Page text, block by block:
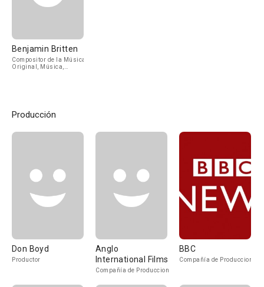
Benjamin Britten
Compositor de la Música
Original, Música,
Producción
Don Boyd
Productor
Anglo
International Films
Compañía de Produccion
BBC
Compañía de Produccion